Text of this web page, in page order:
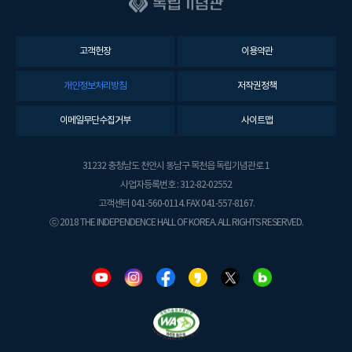
고객헌장 이용약관
개인정보처리방침 저작권정책
이메일무단수집거부 사이트맵
31232 충청남도 천안시 동남구 목천읍 독립기념관로 1
사업자등록번호 : 312-82-02552
고객센터 041-560-0114. FAX 041-557-8167.
ⓒ 2018 THE INDEPENDENCE HALL OF KOREA. ALL RIGHTS RESERVED.